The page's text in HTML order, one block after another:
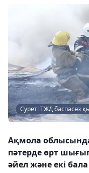
Сурет: ТЖД баспасөз
Ақмола
пәтерде өрт
әйел және екі